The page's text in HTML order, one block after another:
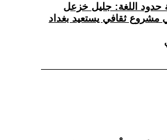
حدود اللغة: جليل خزعل
ثقافي يستعيد بغداد